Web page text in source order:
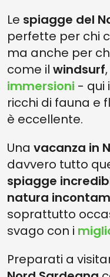
Le spiagge del
perfette per chi
ma anche per
come il windsurf
immersioni - qui
ricchi di fauna e
è eccellente.
Una vacanza in
davvero tutto
spiagge
natura
soprattutto
svago con i
Preparati a